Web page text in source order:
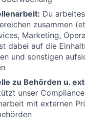
Du
zusammen
Marketing,
dabei auf die
und sonstigen
zu Behörden u.
unser
mit externen